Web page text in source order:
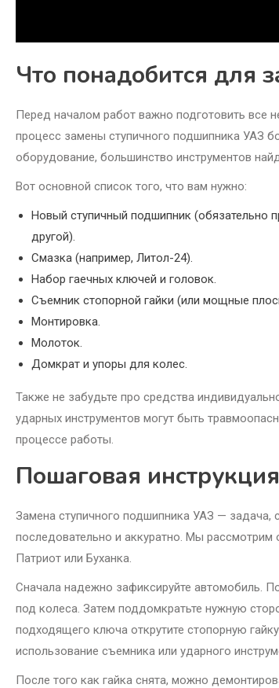
Что понадобится для
Перед началом работ важно подготовить все
процесс замены ступичного подшипника УАЗ
оборудование, большинство инструментов
Вот основной список того, что вам нужно:
Новый ступичный подшипник (обязательно
другой).
Смазка (например, Литол-24).
Набор гаечных ключей и головок.
Съемник стопорной гайки (или мощные
Монтировка.
Молоток.
Домкрат и упоры для колес.
Также не забудьте про средства
ударных инструментов могут быть
процессе работы.
Пошаговая
Замена ступичного подшипника УАЗ — задача,
последовательно и аккуратно. Мы
Патриот или Буханка.
Сначала надежно зафиксируйте автомобиль.
под колеса. Затем поддомкратьте нужную
подходящего ключа открутите стопорную
использование съемника или ударного
После того как гайка снята, можно